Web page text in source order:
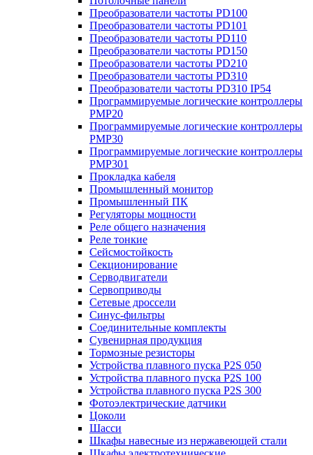
Преобразователи частоты PD100
Преобразователи частоты PD101
Преобразователи частоты PD110
Преобразователи частоты PD150
Преобразователи частоты PD210
Преобразователи частоты PD310
Преобразователи частоты PD310 IP54
Программируемые логические контроллеры
PMP20
Программируемые логические контроллеры
PMP30
Программируемые логические контроллеры
PMP301
Прокладка кабеля
Промышленный монитор
Промышленный ПК
Регуляторы мощности
Реле общего назначения
Реле тонкие
Сейсмостойкость
Секционирование
Серводвигатели
Сервоприводы
Сетевые дроссели
Синус-фильтры
Соединительные комплекты
Сувенирная продукция
Тормозные резисторы
Устройства плавного пуска P2S 050
Устройства плавного пуска P2S 100
Устройства плавного пуска P2S 300
Фотоэлектрические датчики
Цоколи
Шасси
Шкафы навесные из нержавеющей стали